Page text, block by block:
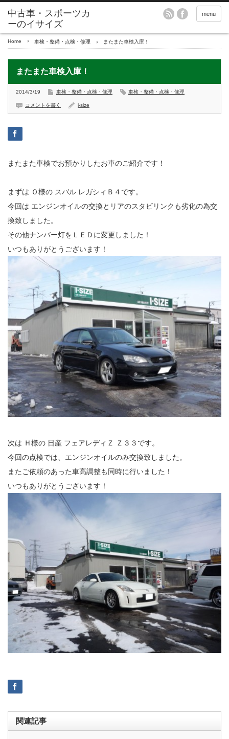
menu
Home 車検・整備・点検・修理 またまた車検入庫！
またまた車検入庫！
2014/3/19 車検・整備・点検・修理 車検・整備・点検・修理
コメントを書く i-size
またまた車検でお預かりしたお車のご紹介です！
まずは Ｏ様の スバル レガシィＢ４です。
今回は エンジンオイルの交換とリアのスタビリンクも劣化の為交
換致しました。
その他ナンバー灯をＬＥＤに変更しました！
いつもありがとうございます！
次は Ｈ様の 日産 フェアレディＺ Ｚ３３です。
今回の点検では、エンジンオイルのみ交換致しました。
またご依頼のあった車高調整も同時に行いました！
いつもありがとうございます！
関連記事